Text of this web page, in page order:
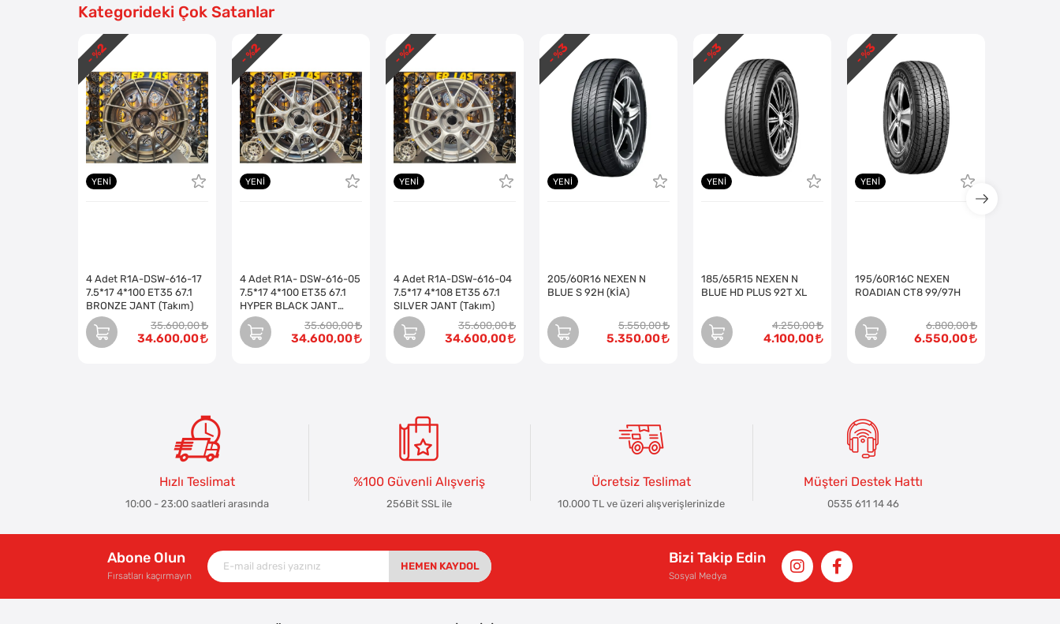
Kategorideki Çok Satanlar
YENI
4 Adet R1A-DSW-616-17
7.5*17 4*100 ET35 67.1
BRONZE JANT (Takım)
35.600,00
34.600,00
- %
2
YENI
4 Adet R1A- DSW-616-05
7.5*17 4*100 ET35 67.1
HYPER BLACK JANT
(Takım)
35.600,00
34.600,00
- %
2
YENI
4 Adet R1A-DSW-616-04
7.5*17 4*108 ET35 67.1
SILVER JANT (Takım)
35.600,00
34.600,00
- %
2
YENI
205/60R16 NEXEN N
BLUE S 92H (KİA)
5.550,00
5.350,00
- %
3
YENI
185/65R15 NEXEN N
BLUE HD PLUS 92T XL
4.250,00
4.100,00
- %
3
YENI
195/60R16C NEXEN
ROADIAN CT8 99/97H
6.800,00
6.550,00
- %
3
Hızlı Teslimat
10:00 - 23:00 saatleri arasında
%100 Güvenli Alışveriş
256Bit SSL ile
Ücretsiz Teslimat
10.000 TL ve üzeri alışverişlerinizde
Müşteri Destek Hattı
0535 611 14 46
Abone Olun
Fırsatları kaçırmayın
HEMEN KAYDOL
Bizi Takip Edin
Sosyal Medya